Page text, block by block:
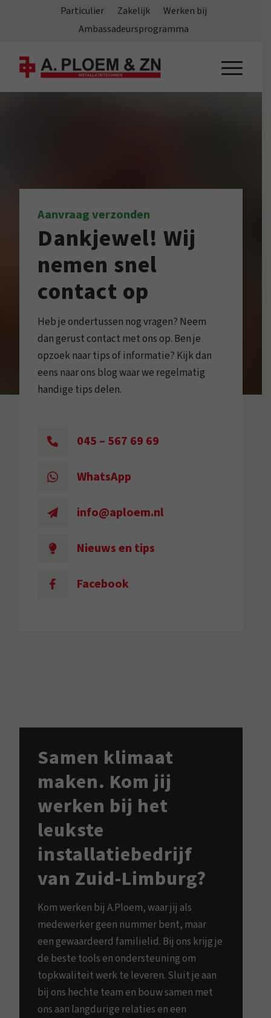
Particulier Zakelijk
Werken bij
Ambassadeursprogramma
Aanvraag verzonden
Dankjewel! Wij
nemen snel
contact op
Heb je ondertussen nog vragen? Neem
dan gerust contact met ons op. Ben je
opzoek naar tips of informatie? Kijk dan
eens naar ons blog waar we regelmatig
handige tips delen.
045 – 567 69 69
WhatsApp
info@aploem.nl
Nieuws en tips
Facebook
Samen klimaat
maken. Kom jij
werken bij het
leukste
installatiebedrijf
van Zuid-Limburg?
Kom werken bij A.Ploem, waar jij als
medewerker geen nummer bent, maar
een gewaardeerd familielid. Bij ons krijg je
de beste tools en ondersteuning om
topkwaliteit werk te leveren. Sluit je aan
bij ons hechte team en bouw samen met
ons aan langdurige relaties en een